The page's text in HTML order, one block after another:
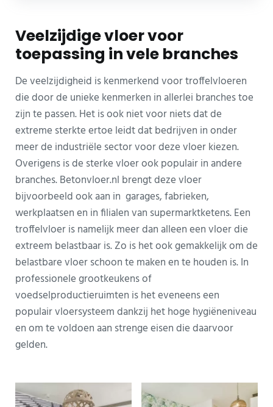
Veelzijdige vloer voor
toepassing in vele branches
De veelzijdigheid is kenmerkend voor troffelvloeren
die door de unieke kenmerken in allerlei branches toe
zijn te passen. Het is ook niet voor niets dat de
extreme sterkte ertoe leidt dat bedrijven in onder
meer de industriële sector voor deze vloer kiezen.
Overigens is de sterke vloer ook populair in andere
branches. Betonvloer.nl brengt deze vloer
bijvoorbeeld ook aan in garages, fabrieken,
werkplaatsen en in filialen van supermarktketens. Een
troffelvloer is namelijk meer dan alleen een vloer die
extreem belastbaar is. Zo is het ook gemakkelijk om de
belastbare vloer schoon te maken en te houden is. In
professionele grootkeukens of
voedselproductieruimten is het eveneens een
populair vloersysteem dankzij het hoge hygiëneniveau
en om te voldoen aan strenge eisen die daarvoor
gelden.